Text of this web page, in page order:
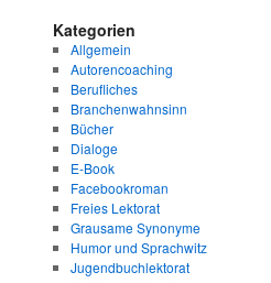
Kategorien
Allgemein
Autorencoaching
Berufliches
Branchenwahnsinn
Bücher
Dialoge
E-Book
Facebookroman
Freies Lektorat
Grausame Synonyme
Humor und Sprachwitz
Jugendbuchlektorat